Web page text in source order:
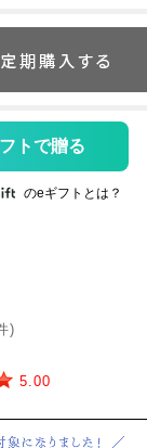
トで贈る
のeギフトとは？
)
5.00